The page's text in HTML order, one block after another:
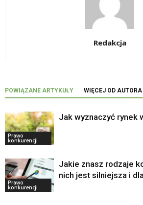
Redakcja
POWIĄZANE ARTYKUŁY WIĘCEJ OD AUTORA
Prawo
konkurencji
Jak wyznaczyć rynek
Prawo
konkurencji
Jakie znasz rodzaje
nich jest silniejsza i